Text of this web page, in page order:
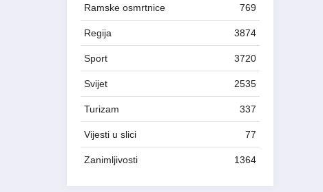
Ramske osmrtnice 769
Regija 3874
Sport 3720
Svijet 2535
Turizam 337
Vijesti u slici 77
Zanimljivosti 1364